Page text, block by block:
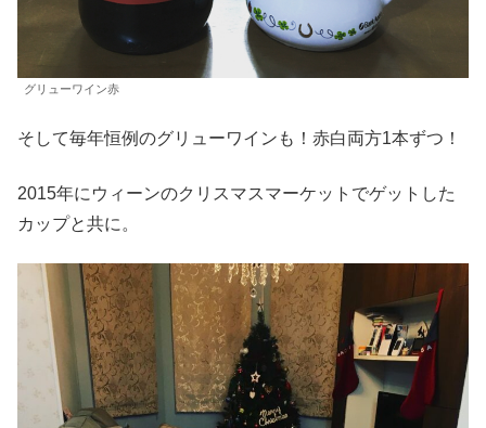
グリューワイン赤
そして毎年恒例のグリューワインも！赤白両方1本ずつ！
2015年にウィーンのクリスマスマーケットでゲットした
カップと共に。